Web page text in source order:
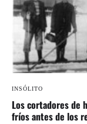
INSÓLITO
Los cortadores de
fríos antes de los